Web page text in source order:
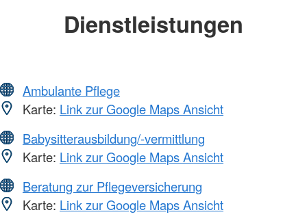
Dienstleistungen
Ambulante Pflege
Karte: Link zur Google Maps Ansicht
Babysitterausbildung/-vermittlung
Karte: Link zur Google Maps Ansicht
Beratung zur Pflegeversicherung
Karte: Link zur Google Maps Ansicht